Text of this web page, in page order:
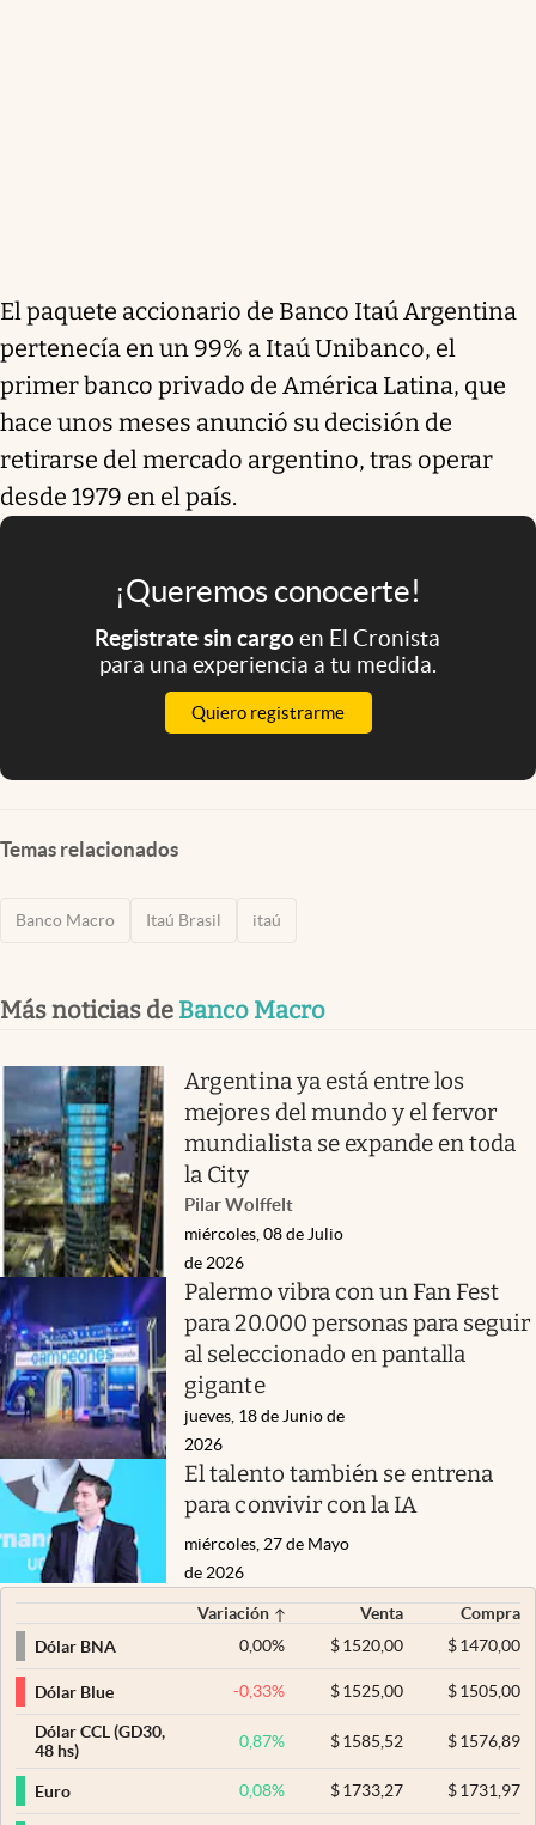
El paquete accionario de Banco Itaú Argentina
pertenecía en un 99% a Itaú Unibanco, el
primer banco privado de América Latina, que
hace unos meses anunció su decisión de
retirarse del mercado argentino, tras operar
desde 1979 en el país.
¡Queremos conocerte!
Registrate sin cargoen El Cronista
para una experiencia a tu medida.
Quiero registrarme
Temas relacionados
Banco Macro Itaú Brasil itaú
Más noticias de Banco Macro
Argentina ya está entre los
mejores del mundo y el fervor
mundialista se expande en toda
la City
Pilar Wolffelt
miércoles, 08 de Julio
de 2026
Palermo vibra con un Fan Fest
para 20.000 personas para seguir
al seleccionado en pantalla
gigante
jueves, 18 de Junio de
2026
El talento también se entrena
para convivir con la IA
miércoles, 27 de Mayo
de 2026
Variación Venta
Compra
Dólar BNA
0,00% $ 1520,00 $1470,00
Dólar Blue -0,33% $ 1525,00 $1505,00
Dólar CCL (GD30,
48 hs)
0,87% $ 1585,52 $1576,89
Euro 0,08% $ 1733,27 $1731,97